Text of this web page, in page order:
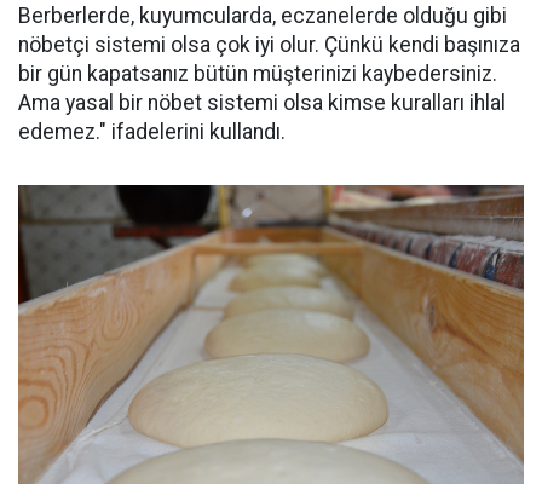
Berberlerde, kuyumcularda, eczanelerde olduğu gibi
nöbetçi sistemi olsa çok iyi olur. Çünkü kendi başınıza
bir gün kapatsanız bütün müşterinizi kaybedersiniz.
Ama yasal bir nöbet sistemi olsa kimse kuralları ihlal
edemez." ifadelerini kullandı.